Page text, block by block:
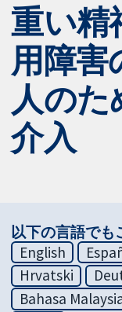
重い精
用障害
人のた
介入
以下の言語でも
English
Hrvatski
Bahasa